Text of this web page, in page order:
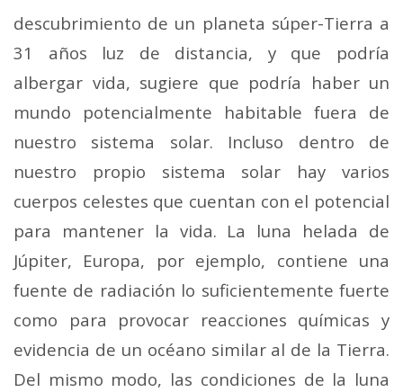
descubrimiento de un planeta súper-Tierra a
31 años luz de distancia, y que podría
albergar vida, sugiere que podría haber un
mundo potencialmente habitable fuera de
nuestro sistema solar. Incluso dentro de
nuestro propio sistema solar hay varios
cuerpos celestes que cuentan con el potencial
para mantener la vida. La luna helada de
Júpiter, Europa, por ejemplo, contiene una
fuente de radiación lo suficientemente fuerte
como para provocar reacciones químicas y
evidencia de un océano similar al de la Tierra.
Del mismo modo, las condiciones de la luna